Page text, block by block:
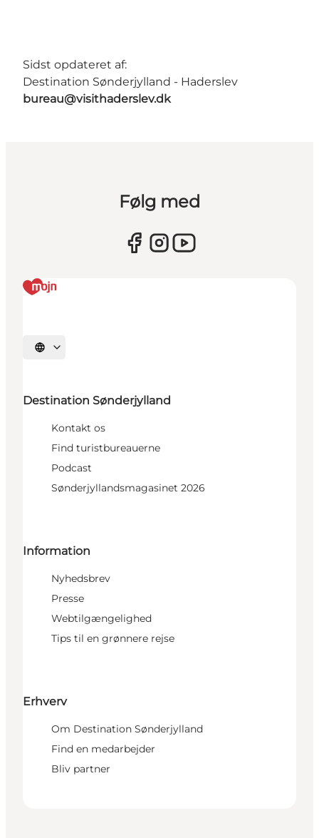
Sidst opdateret af:
Destination Sønderjylland - Haderslev
bureau@visithaderslev.dk
Følg med
Vælg sprog
Destination Sønderjylland
Kontakt os
Find turistbureauerne
Podcast
Sønderjyllandsmagasinet 2026
Information
Nyhedsbrev
Presse
Webtilgængelighed
Tips til en grønnere rejse
Erhverv
Om Destination Sønderjylland
Find en medarbejder
Bliv partner